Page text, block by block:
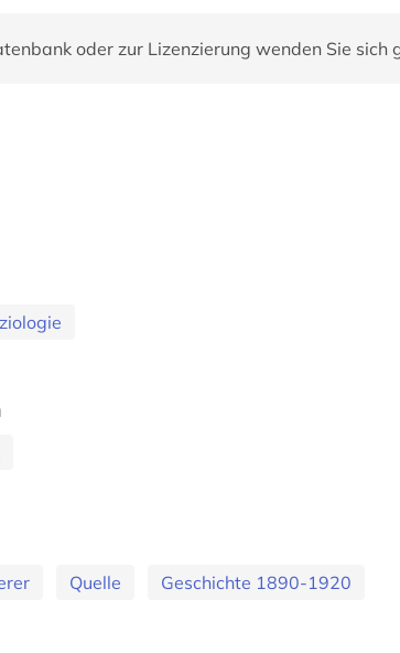
oder zur Lizenzierung wenden Sie sich
Quelle Geschichte 1890-1920